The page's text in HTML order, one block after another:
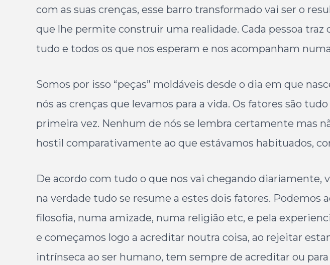
com as suas crenças, esse barro transformado vai ser o
que lhe permite construir uma realidade. Cada pessoa
tudo e todos os que nos esperam e nos acompanham
Somos por isso “peças” moldáveis desde o dia em que
nós as crenças que levamos para a vida. Os fatores são
primeira vez. Nenhum de nós se lembra certamente mas
hostil comparativamente ao que estávamos habituados,
De acordo com tudo o que nos vai chegando
na verdade tudo se resume a estes dois fatores.
filosofia, numa amizade, numa religião etc, e pela
e começamos logo a acreditar noutra coisa, ao rejeitar
intrínseca ao ser humano, tem sempre de acreditar ou